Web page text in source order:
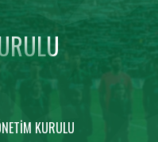
KURULU